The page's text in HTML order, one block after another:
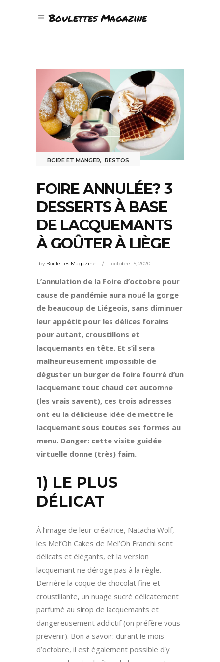
Boulettes Magazine
BOIRE ET MANGER,RESTOS
FOIRE ANNULÉE? 3
DESSERTS À BASE
DE LACQUEMANTS
À GOÛTER À LIÈGE
by Boulettes Magazine octobre 15, 2020
L’annulation de la Foire d’octobre pour
cause de pandémie aura noué la gorge
de beaucoup de Liégeois, sans diminuer
leur appétit pour les délices forains
pour autant, croustillons et
lacquemants en tête. Et s’il sera
malheureusement impossible de
déguster un burger de foire fourré d’un
lacquemant tout chaud cet automne
(les vrais savent), ces trois adresses
ont eu la délicieuse idée de mettre le
lacquemant sous toutes ses formes au
menu. Danger: cette visite guidée
virtuelle donne (très) faim.
1) LE PLUS
DÉLICAT
À l’image de leur créatrice, Natacha Wolf,
les Mel’Oh Cakes de Mel’Oh Franchi sont
délicats et élégants, et la version
lacquemant ne déroge pas à la règle.
Derrière la coque de chocolat fine et
croustillante, un nuage sucré délicatement
parfumé au sirop de lacquemants et
dangereusement addictif (on préfère vous
prévenir). Bon à savoir: durant le mois
d’octobre, il est également possible d’y